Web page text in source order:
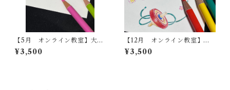
【5月 オンライン教室】大人
のアート塗り絵
¥3,500
【12月 オンライン教室】大
人のアート塗り絵
¥3,500